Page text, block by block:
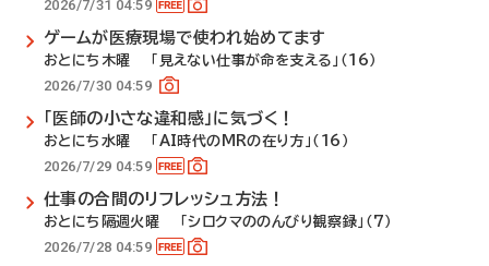
2026/7/31 04:59
ゲームが医療現場で使われ始めてます
おとにち木曜 「見えない仕事が命を支える」（16）
2026/7/30 04:59
「医師の小さな違和感」に気づく！
おとにち水曜 「AI時代のMRの在り方」（16）
2026/7/29 04:59
仕事の合間のリフレッシュ方法！
おとにち隔週火曜 「シロクマののんびり観察録」（7）
2026/7/28 04:59